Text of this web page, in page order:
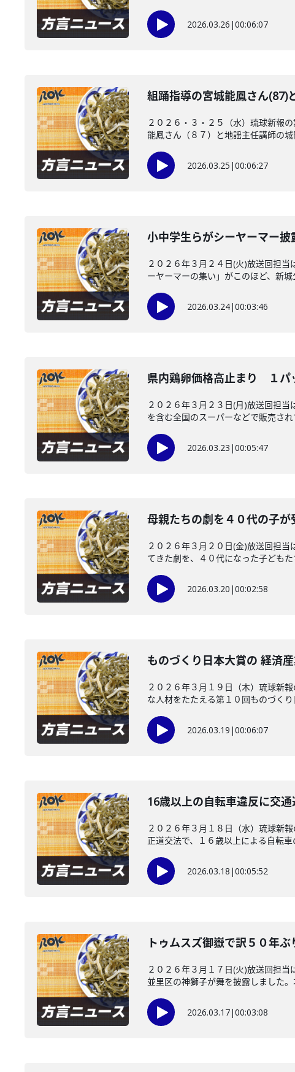
2026.03.26 |00:06:07
組踊指導の宮城能鳳さん(87)
２０２６・３・２５（水）琉球新報
能鳳さん（８７）と地謡主任講師の
2026.03.25 |00:06:27
小中学生らがシーヤーマー
２０２６年３月２４日(火)放送回担
ーヤーマーの集い」がこのほど、新
2026.03.24|00:03:46
県内鶏卵価格高止まり １パ
２０２６年３月２３日(月)放送回担
を含む全国のスーパーなどで販売さ
2026.03.23 |00:05:47
母親たちの劇を４０代の子
２０２６年３月２０日(金)放送回担
てきた劇を、４０代になった子ども
2026.03.20 |00:02:58
ものづくり日本大賞の 経済
２０２６年３月１９日（木）琉球新
な人材をたたえる第１０回ものづく
2026.03.19 |00:06:07
16歳以上の自転車違反に交
２０２６年３月１８日（水）琉球新
正道交法で、１６歳以上による自転車
2026.03.18 |00:05:52
トゥムスズ御嶽で訳５０年
２０２６年３月１７日(火)放送回担
並里区の神獅子が舞を披露しました
2026.03.17|00:03:08